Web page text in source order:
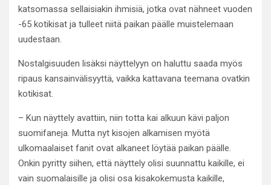
katsomassa sellaisiakin ihmisiä, jotka ovat nähneet vuoden
-65 kotikisat ja tulleet niitä paikan päälle muistelemaan
uudestaan.
Nostalgisuuden lisäksi näyttelyyn on haluttu saada myös
ripaus kansainvälisyyttä, vaikka kattavana teemana ovatkin
kotikisat.
– Kun näyttely avattiin, niin totta kai alkuun kävi paljon
suomifaneja. Mutta nyt kisojen alkamisen myötä
ulkomaalaiset fanit ovat alkaneet löytää paikan päälle.
Onkin pyritty siihen, että näyttely olisi suunnattu kaikille, ei
vain suomalaisille ja olisi osa kisakokemusta kaikille,